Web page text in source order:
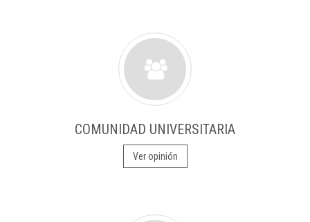
COMUNIDAD UNIVERSITARIA
Ver opinión